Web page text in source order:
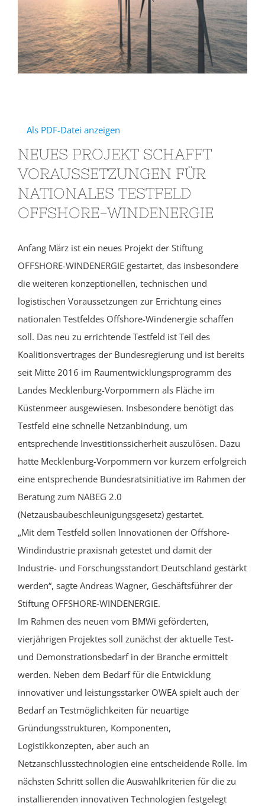
Als PDF-Datei anzeigen
NEUES PROJEKT SCHAFFT
VORAUSSETZUNGEN FÜR
NATIONALES TESTFELD
OFFSHORE-WINDENERGIE
Anfang März ist ein neues Projekt der Stiftung
OFFSHORE-WINDENERGIE gestartet, das insbesondere
die weiteren konzeptionellen, technischen und
logistischen Voraussetzungen zur Errichtung eines
nationalen Testfeldes Offshore-Windenergie schaffen
soll. Das neu zu errichtende Testfeld ist Teil des
Koalitionsvertrages der Bundesregierung und ist bereits
seit Mitte 2016 im Raumentwicklungsprogramm des
Landes Mecklenburg-Vorpommern als Fläche im
Küstenmeer ausgewiesen. Insbesondere benötigt das
Testfeld eine schnelle Netzanbindung, um
entsprechende Investitionssicherheit auszulösen. Dazu
hatte Mecklenburg-Vorpommern vor kurzem erfolgreich
eine entsprechende Bundesratsinitiative im Rahmen der
Beratung zum NABEG 2.0
(Netzausbaubeschleunigungsgesetz) gestartet.
„Mit dem Testfeld sollen Innovationen der Offshore-
Windindustrie praxisnah getestet und damit der
Industrie- und Forschungsstandort Deutschland gestärkt
werden“, sagte Andreas Wagner, Geschäftsführer der
Stiftung OFFSHORE-WINDENERGIE.
Im Rahmen des neuen vom BMWi geförderten,
vierjährigen Projektes soll zunächst der aktuelle Test-
und Demonstrationsbedarf in der Branche ermittelt
werden. Neben dem Bedarf für die Entwicklung
innovativer und leistungsstarker OWEA spielt auch der
Bedarf an Testmöglichkeiten für neuartige
Gründungsstrukturen, Komponenten,
Logistikkonzepten, aber auch an
Netzanschlusstechnologien eine entscheidende Rolle. Im
nächsten Schritt sollen die Auswahlkriterien für die zu
installierenden innovativen Technologien festgelegt